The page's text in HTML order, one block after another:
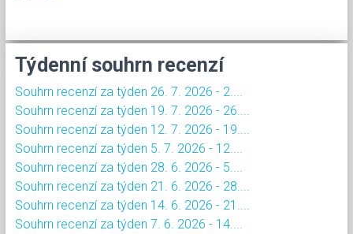
Týdenní souhrn recenzí
Souhrn recenzí za týden 26. 7. 2026 - 2....
Souhrn recenzí za týden 19. 7. 2026 - 26....
Souhrn recenzí za týden 12. 7. 2026 - 19....
Souhrn recenzí za týden 5. 7. 2026 - 12....
Souhrn recenzí za týden 28. 6. 2026 - 5....
Souhrn recenzí za týden 21. 6. 2026 - 28....
Souhrn recenzí za týden 14. 6. 2026 - 21....
Souhrn recenzí za týden 7. 6. 2026 - 14....